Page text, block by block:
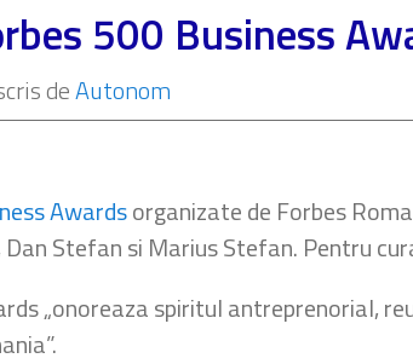
500 Business
deAutonom
Awardsorganizate de Forbes
Dan Stefan si Marius Stefan. Pentru
„onoreaza spiritul antreprenorial,